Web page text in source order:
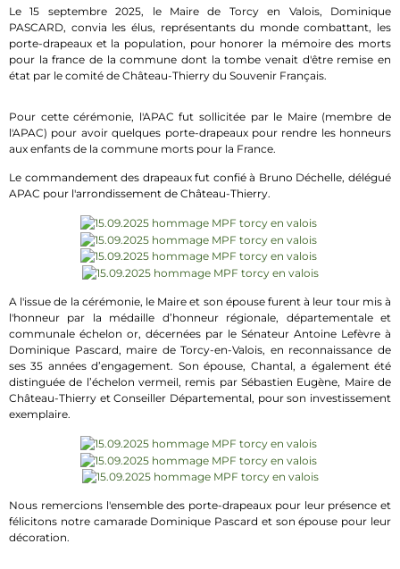
Le 15 septembre 2025, le Maire de Torcy en Valois, Dominique
PASCARD, convia les élus, représentants du monde combattant, les
porte-drapeaux et la population, pour honorer la mémoire des morts
pour la france de la commune dont la tombe venait d'être remise en
état par le comité de Château-Thierry du Souvenir Français.
Pour cette cérémonie, l'APAC fut sollicitée par le Maire (membre de
l'APAC) pour avoir quelques porte-drapeaux pour rendre les honneurs
aux enfants de la commune morts pour la France.
Le commandement des drapeaux fut confié à Bruno Déchelle, délégué
APAC pour l'arrondissement de Château-Thierry.
A l'issue de la cérémonie, le Maire et son épouse furent à leur tour mis à
l'honneur par la médaille d’honneur régionale, départementale et
communale échelon or, décernées par le Sénateur Antoine Lefèvre à
Dominique Pascard, maire de Torcy-en-Valois, en reconnaissance de
ses 35 années d’engagement. Son épouse, Chantal, a également été
distinguée de l’échelon vermeil, remis par Sébastien Eugène, Maire de
Château-Thierry et Conseiller Départemental, pour son investissement
exemplaire.
Nous remercions l'ensemble des porte-drapeaux pour leur présence et
félicitons notre camarade Dominique Pascard et son épouse pour leur
décoration.